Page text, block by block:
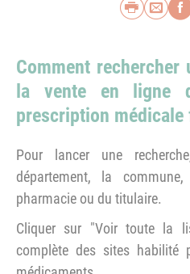
Comment
la vente en ligne
prescription médicale
Pour lancer une
département, la
pharmacie ou du titulaire.
Cliquer sur "Voir toute la
complète des sites